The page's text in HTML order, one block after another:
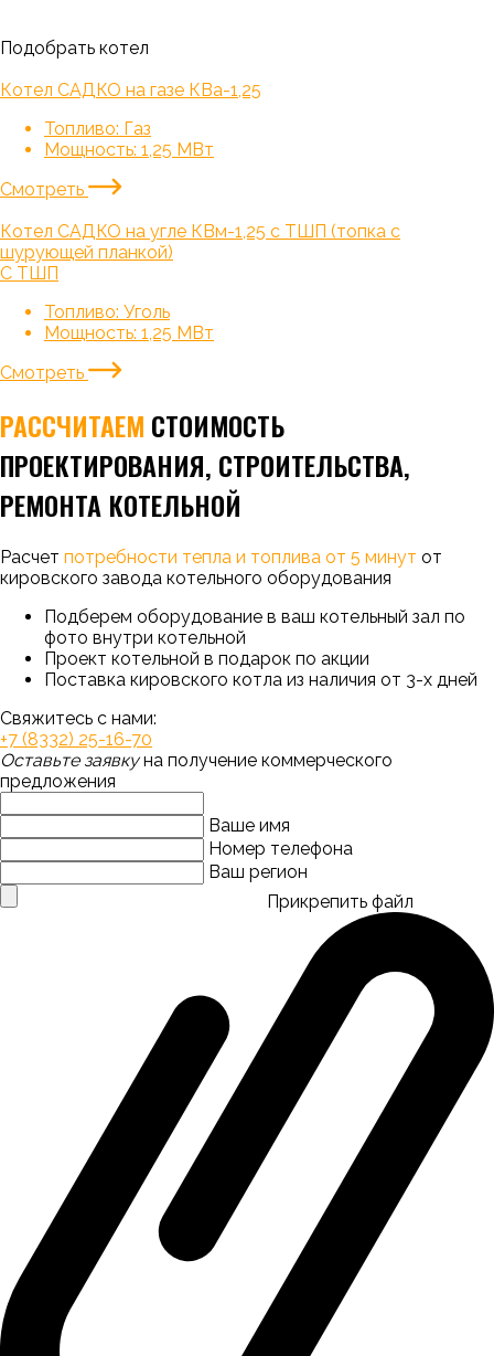
Подобрать котел
Котел САДКО на газе КВа-1,25
Топливо: Газ
Мощность: 1,25 МВт
Смотреть
Котел САДКО на угле КВм-1,25 с ТШП (топка с
шурующей планкой)
С ТШП
Топливо: Уголь
Мощность: 1,25 МВт
Смотреть
РАССЧИТАЕМ СТОИМОСТЬ
ПРОЕКТИРОВАНИЯ, СТРОИТЕЛЬСТВА,
РЕМОНТА КОТЕЛЬНОЙ
Расчет потребности тепла и топлива от 5 минут от
кировского завода котельного оборудования
Подберем оборудование в ваш котельный зал по
фото внутри котельной
Проект котельной в подарок по акции
Поставка кировского котла из наличия от 3-х дней
Свяжитесь с нами:
+7 (8332) 25-16-70
Оставьте заявкуна получение коммерческого
предложения
Ваше имя
Номер телефона
Ваш регион
Прикрепить файл